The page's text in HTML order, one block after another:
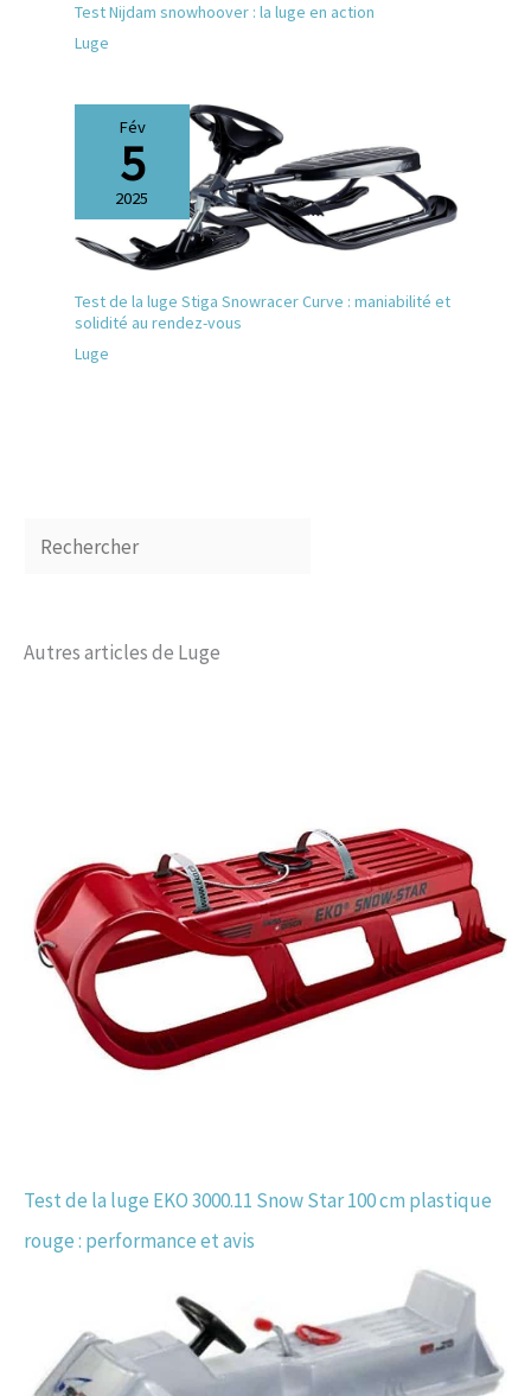
Test Nijdam snowhoover : la luge en action
Luge
Fév
5
2025
Test de la luge Stiga Snowracer Curve : maniabilité et
solidité au rendez-vous
Luge
Autres articles de Luge
Test de la luge EKO 3000.11 Snow Star 100 cm plastique
rouge : performance et avis